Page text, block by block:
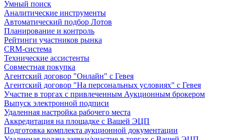
Умный поиск
Аналитические инструменты
Автоматический подбор Лотов
Планирование и контроль
Рейтинги участников рынка
CRM-система
Технические ассистенты
Совместная покупка
Агентский договор "Онлайн" с Гевея
Агентский договор "На персональных условиях" с Гевея
Участие в торгах с привлеченным Аукционным брокером
Выпуск электронной подписи
Удаленная настройка рабочего места
Аккредитация на площадке с Вашей ЭЦП
Подготовка комплекта аукционной документации